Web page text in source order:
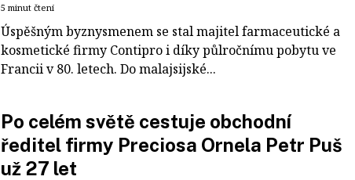
5 minut čtení
Úspěšným byznysmenem se stal majitel farmaceutické a
kosmetické firmy Contipro i díky půlročnímu pobytu ve
Francii v 80. letech. Do malajsijské...
Po celém světě cestuje obchodní
ředitel firmy Preciosa Ornela Petr Puš
už 27 let